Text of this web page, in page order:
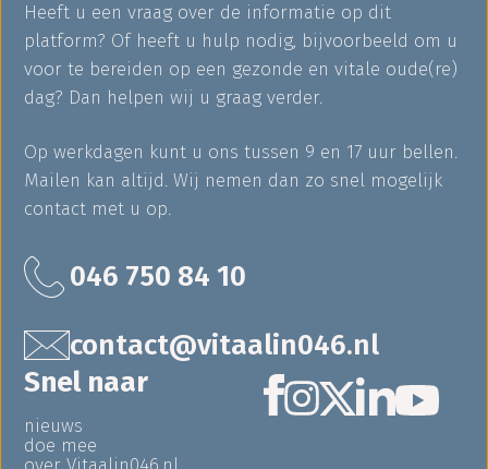
Heeft u een vraag over de informatie op dit
platform? Of heeft u hulp nodig, bijvoorbeeld om u
voor te bereiden op een gezonde en vitale oude(re)
dag? Dan helpen wij u graag verder.
Op werkdagen kunt u ons tussen 9 en 17 uur bellen.
Mailen kan altijd. Wij nemen dan zo snel mogelijk
contact met u op.
046 750 84 10
contact@vitaalin046.nl
Snel naar
nieuws
doe mee